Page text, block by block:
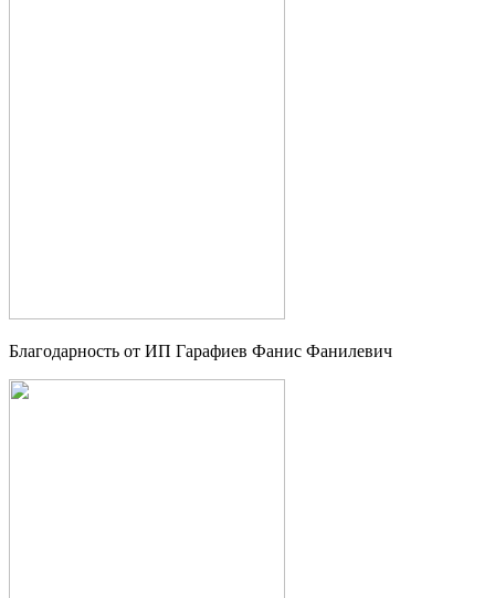
Благодарность от ИП Гарафиев Фанис Фанилевич